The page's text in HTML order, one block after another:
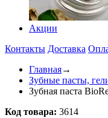
Акции
Контакты Доставка
Главная→
Зубные пасты,
Зубная паста
Код товара: 3614